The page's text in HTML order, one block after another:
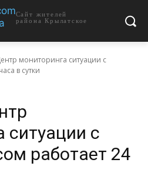
Сайт жителей
района Крылатское
мониторинга ситуации с
в сутки
ситуации с
работает 24